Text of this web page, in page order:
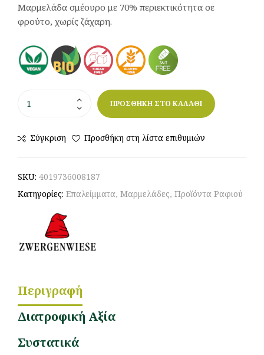
Μαρμελάδα σμέουρο με 70% περιεκτικότητα σε
φρούτο, χωρίς ζάχαρη.
ΠΡΟΣΘΗΚΗ ΣΤΟ ΚΑΛΑΘΙ
Σύγκριση Προσθήκη στη λίστα επιθυμιών
SKU: 4019736008187
Κατηγορίες: Επαλείμματα, Μαρμελάδες, Προϊόντα Ραφιού
Περιγραφή
Διατροφική Αξία
Συστατικά